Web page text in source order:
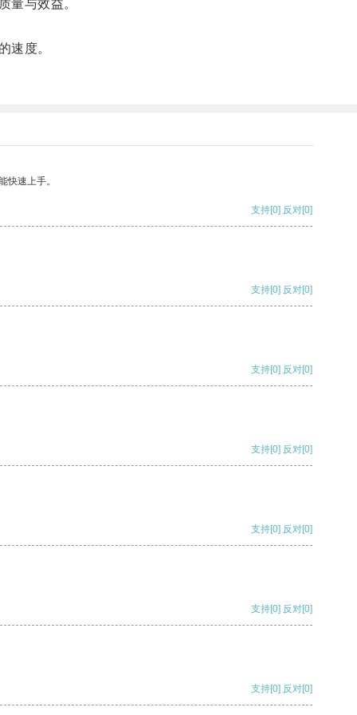
与效益。
速度。
快速上手。
支持[0] 反对[0]
支持[0] 反对[0]
支持[0] 反对[0]
支持[0] 反对[0]
支持[0] 反对[0]
支持[0] 反对[0]
支持[0] 反对[0]